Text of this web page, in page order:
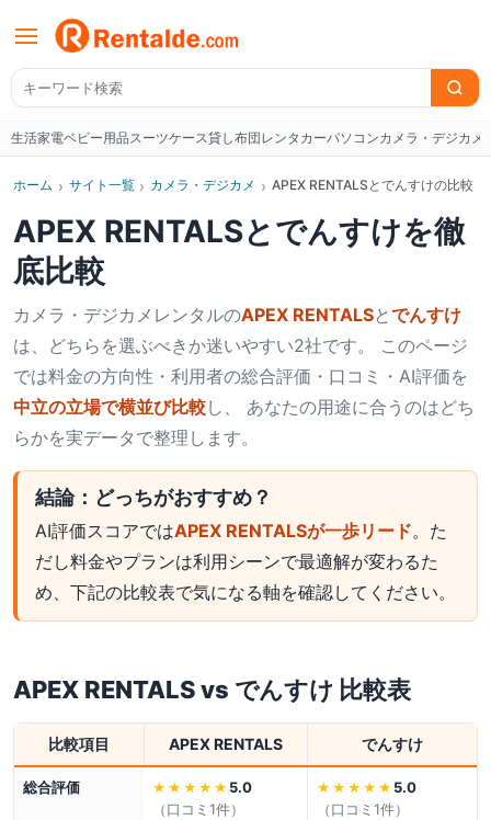
生活家電ベビー用品スーツケース貸し布団レンタカーパソコンカメラ・デジカメ
ホーム › サイト一覧 › カメラ・デジカメ › APEX RENTALSとでんすけの比較
APEX RENTALSとでんすけを徹
底比較
カメラ・デジカメ レンタルのAPEX RENTALSとでんすけ
は、どちらを選ぶべきか迷いやすい2社です。 このページ
では料金の方向性・利用者の総合評価・口コミ・AI評価を
中立の立場で横並び比較し、 あなたの用途に合うのはどち
らかを実データで整理します。
結論：どっちがおすすめ？
AI評価スコアではAPEX RENTALSが一歩リード。た
だし料金やプランは利用シーンで最適解が変わるた
め、下記の比較表で気になる軸を確認してください。
APEX RENTALSvs でんすけ 比較表
比較項目 APEX RENTALS でんすけ
総合評価 ★★★★★ 5.0
（口コミ 1件）
★★★★★ 5.0
（口コミ 1件）